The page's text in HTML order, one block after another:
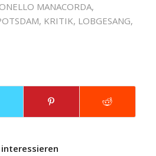
MANACORDA,
, KRITIK, LOBGESANG,